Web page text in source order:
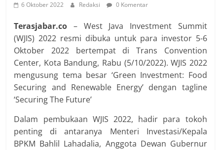
6 Oktober 2022 Redaksi 0 Komentar
Terasjabar.co– West Java Investment Summit
(WJIS) 2022 resmi dibuka untuk para investor 5-6
Oktober 2022 bertempat di Trans Convention
Center, Kota Bandung, Rabu (5/10/2022). WJIS 2022
mengusung tema besar ‘Green Investment: Food
Securing and Renewable Energy’ dengan tagline
‘Securing The Future’
Dalam pembukaan WJIS 2022, hadir para tokoh
penting di antaranya Menteri Investasi/Kepala
BPKM Bahlil Lahadalia, Anggota Dewan Gubernur